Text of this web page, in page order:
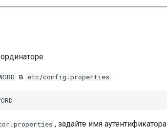
в etc/config.properties :
, задайте имя аутентификатора